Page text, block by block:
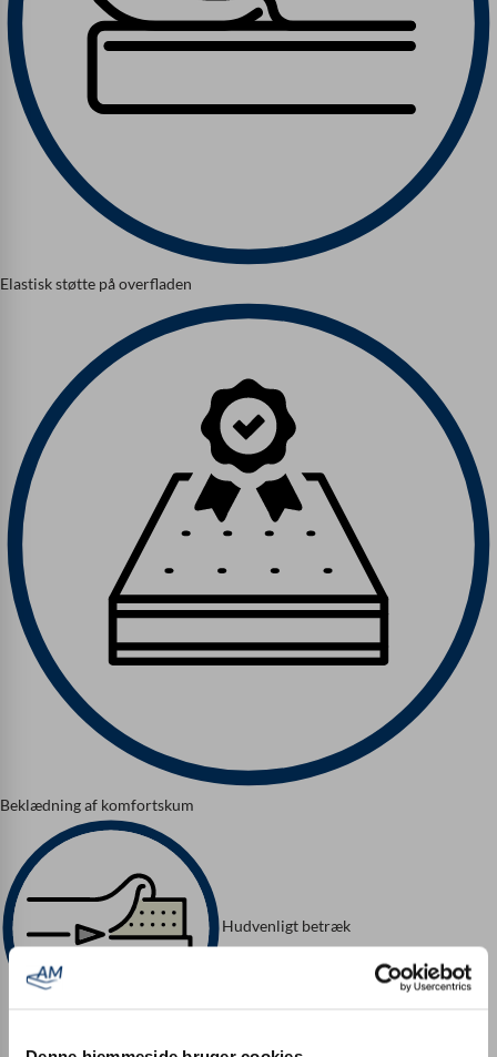
Elastisk støtte på overfladen
Beklædning af komfortskum
Hudvenligt betræk